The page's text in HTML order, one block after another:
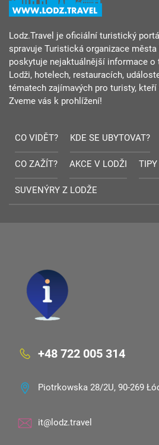
Lodz.Travel je oficiální turistický
spravuje Turistická organizace
poskytuje nejaktuálnější informace
Lodži, hotelech, restauracích,
tématech zajímavých pro turisty,
Zveme vás k prohlížení!
CO VIDĚT? KDE SE UBYTOVAT?
CO ZAŽÍT? AKCE V LODŽI
SUVENÝRY Z LODŽE
+48 722 005 314
Piotrkowska 28/2U, 90-269
it@lodz.travel